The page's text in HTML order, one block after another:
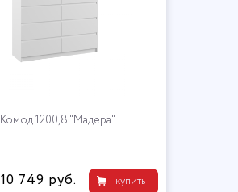
Комод 1200,8 "Мадера"
купить
10 749 руб.